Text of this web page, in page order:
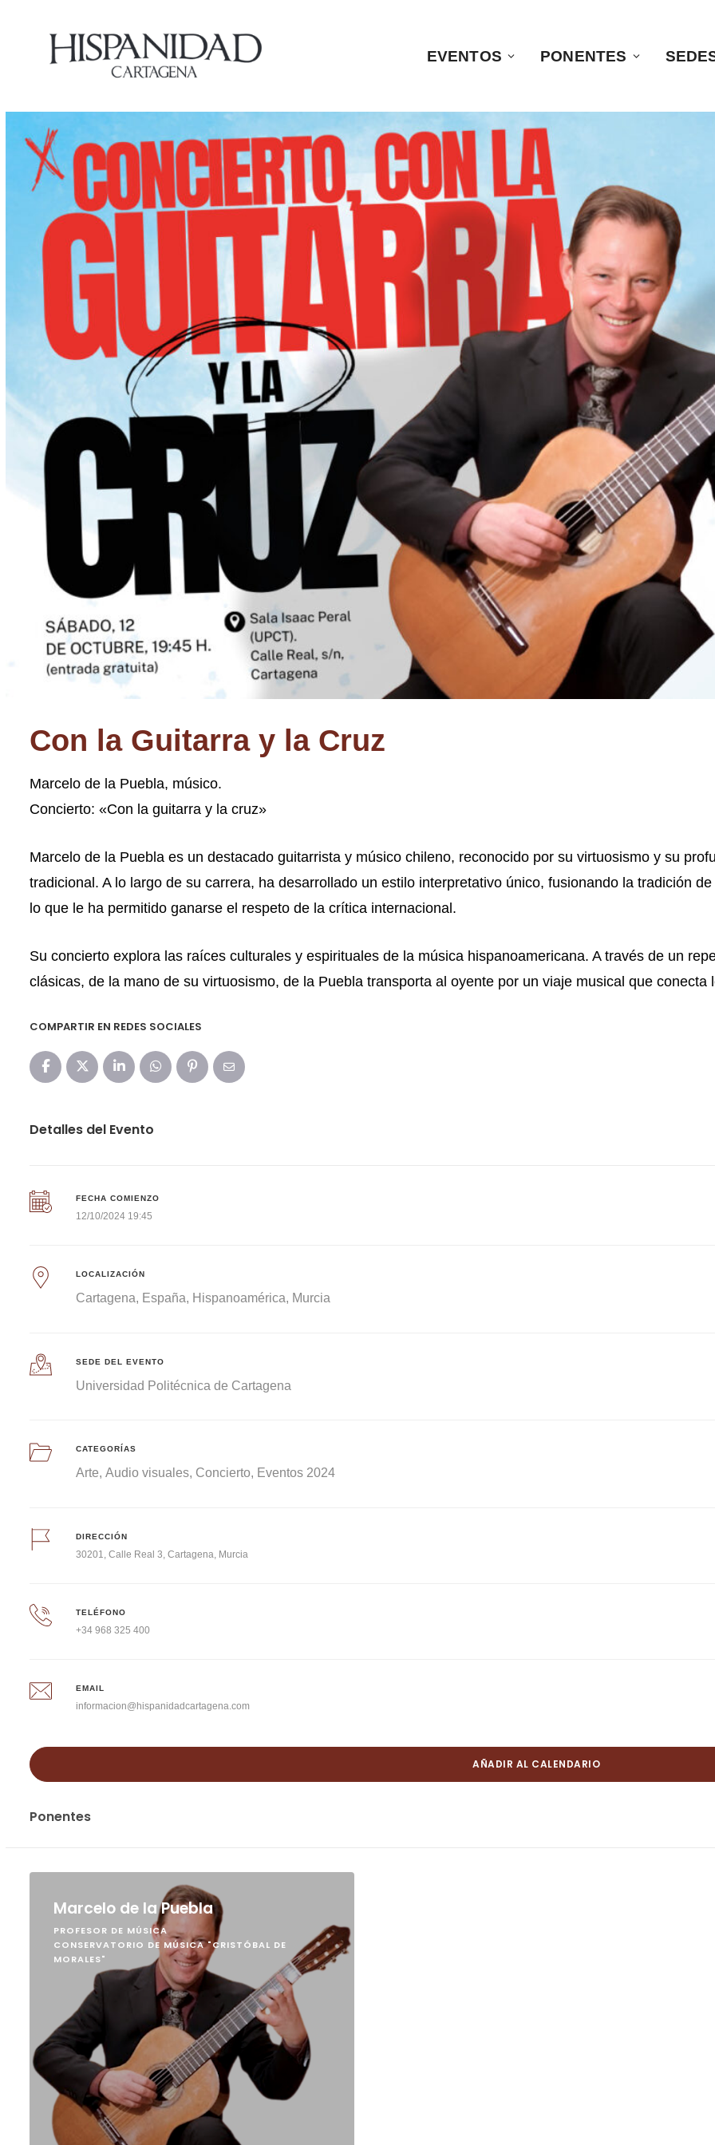
EVENTOS PONENTES
Con la Guitarra y la Cruz
Marcelo de la Puebla, músico.
Concierto: «Con la guitarra y la cruz»
Marcelo de la Puebla es un destacado guitarrista y músico chileno, reconocido por su virtuosismo y su
tradicional. A lo largo de su carrera, ha desarrollado un estilo interpretativo único, fusionando la tradición
lo que le ha permitido ganarse el respeto de la crítica internacional.
Su concierto explora las raíces culturales y espirituales de la música hispanoamericana. A través de un
clásicas, de la mano de su virtuosismo, de la Puebla transporta al oyente por un viaje musical que conecta
COMPARTIR EN REDES SOCIALES
Detalles del Evento
FECHA COMIENZO
12/10/2024 19:45
LOCALIZACIÓN
Cartagena España Hispanoamérica Murcia
SEDE DEL EVENTO
Universidad Politécnica de Cartagena
CATEGORÍAS
Arte Audio visuales Concierto Eventos 2024
DIRECCIÓN
30201, Calle Real 3, Cartagena, Murcia
TELÉFONO
+34 968 325 400
EMAIL
informacion@hispanidadcartagena.com
AÑADIR AL CALENDARIO
Ponentes
Marcelo de la Puebla
PROFESOR DE MÚSICA
CONSERVATORIO DE MÚSICA "CRISTÓBAL DE
MORALES"